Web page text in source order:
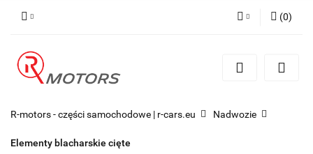
Zarejestruj się
(0)
R-motors - części samochodowe | r-cars.eu Nadwozie
Elementy blacharskie cięte